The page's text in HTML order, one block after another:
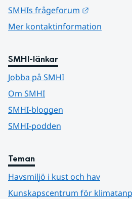
SMHIs frågeforum
Mer kontaktinformation
SMHI-länkar
Jobba på SMHI
Om SMHI
SMHI-bloggen
SMHI-podden
Teman
Havsmiljö i kust och hav
Kunskapscentrum för